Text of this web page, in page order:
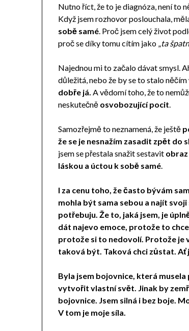
Nutno říct, že to je diagnóza, není to
Když jsem rozhovor poslouchala,
sobě samé. Proč jsem celý život
proč se díky tomu cítím jako „ta
Najednou mi to začalo dávat smysl.
důležitá, nebo že by se to stalo
dobře já. A vědomí toho, že to
neskutečně osvobozující pocit.
Samozřejmě to neznamená, že ještě
že se je nesnažím zasadit zpět do
jsem se přestala snažit sestavit
láskou a úctou k sobě samé.
I za cenu toho, že často bývám
mohla být sama sebou a najít
potřebuju. Že to, jaká jsem, je
dát najevo emoce, protože to
protože si to nedovolí. Protože je
taková být. Taková chci zůstat.
Byla jsem bojovnice, která
vytvořit vlastní svět. Jinak by
bojovnice. Jsem silná i bez boje.
V tom je moje síla.